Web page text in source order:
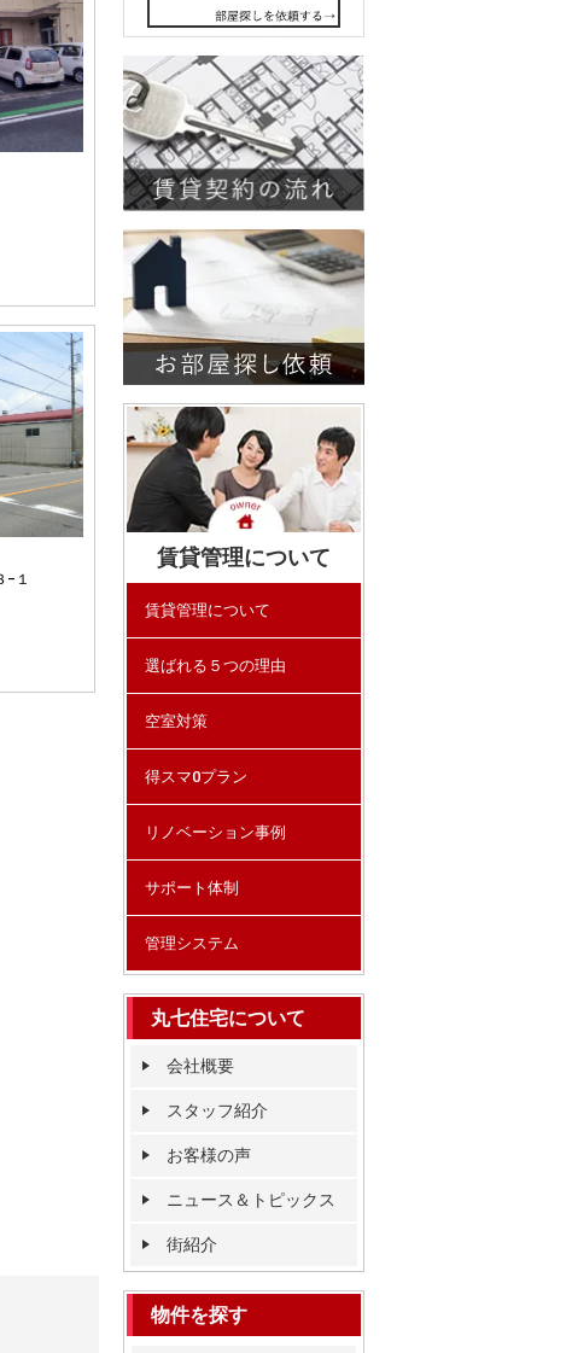
−１
賃貸管理について
賃貸管理について
選ばれる５つの理由
空室対策
得スマ0プラン
リノベーション事例
サポート体制
管理システム
丸七住宅について
会社概要
スタッフ紹介
お客様の声
ニュース＆トピックス
街紹介
物件を探す